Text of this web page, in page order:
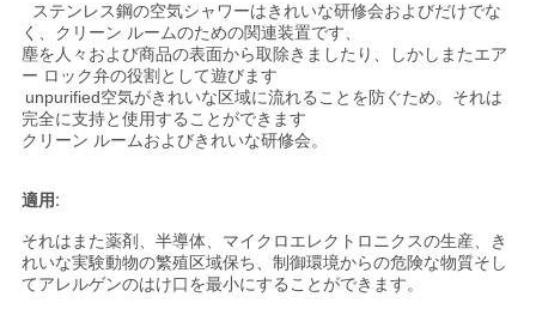
事
件
図
ステンレス鋼の空気シャワーはきれいな研修会およびだけでな
く、クリーン ルームのための関連装置です、
塵を人々および商品の表面から取除きましたり 、しかしまたエア
ー ロック弁の役割として遊びます
unpurified空気がきれいな区域に流れることを防ぐため。それは
完全に支持と使用することができます
クリーン ルームおよびきれいな研修会。
適用:
それはまた薬剤、半導体、マイクロエレクトロニクスの生産、き
れいな実験動物の繁殖区域保ち、制御環境からの危険な物質そし
てアレルゲンのはけ口を最小にすることができます。